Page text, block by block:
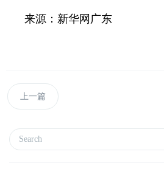
来源：新华网广东
上一篇